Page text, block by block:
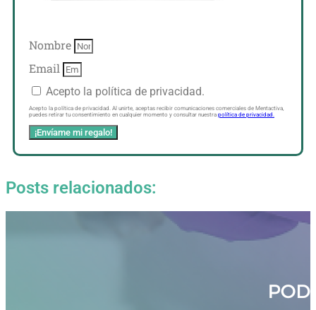
Nombre
Email
Acepto la política de privacidad.
Acepto la política de privacidad. Al unirte, aceptas recibir comunicaciones comerciales de Mentactiva,
puedes retirar tu consentimiento en cualquier momento y consultar nuestra política de privacidad.
¡Envíame mi regalo!
Posts relacionados: